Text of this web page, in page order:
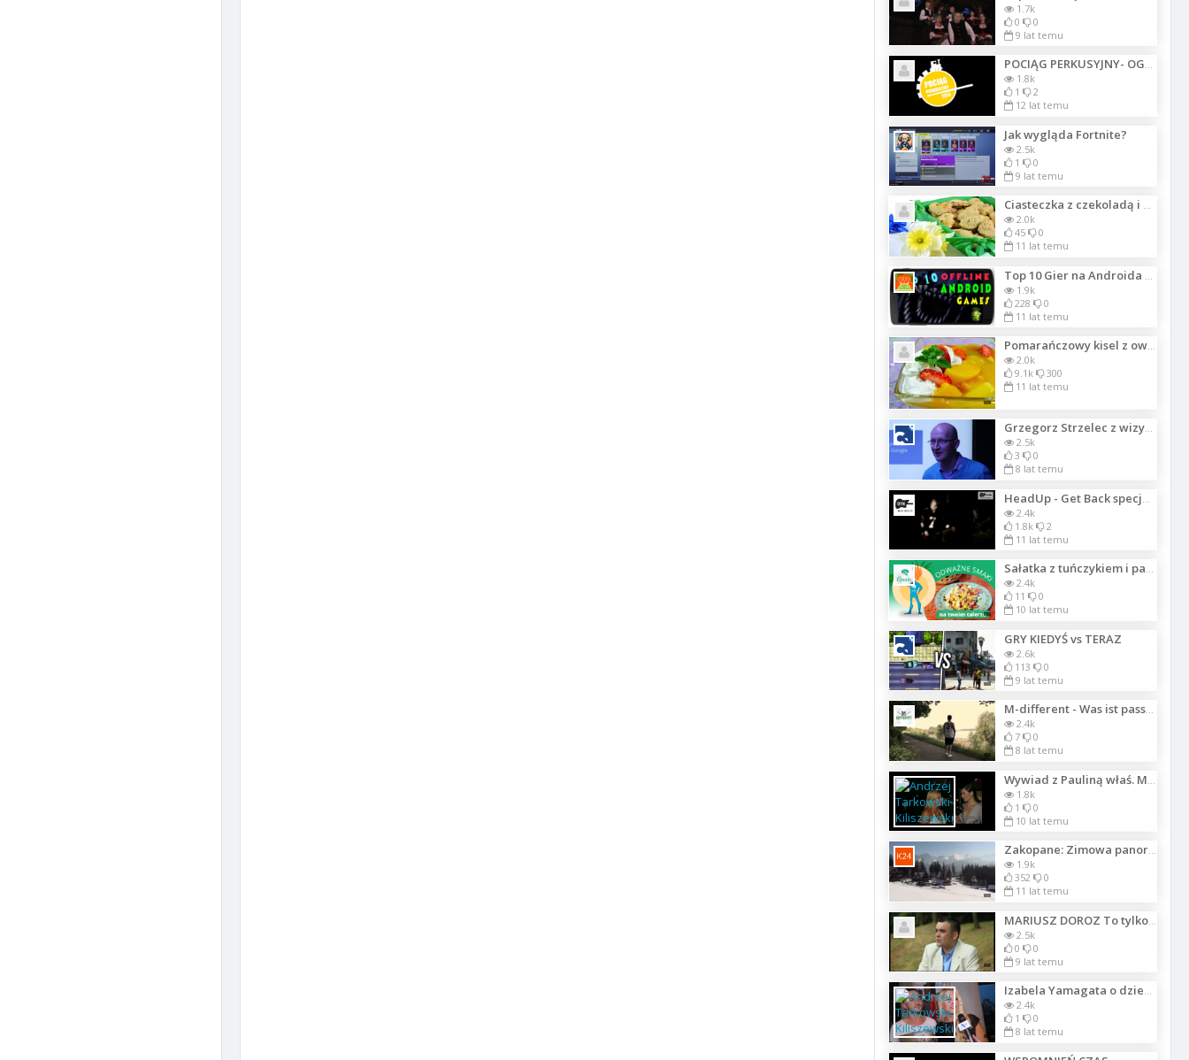
1.7k
0
0
9 lat temu
POCIĄG PERKUSYJNY- OGÓLNOPOLSKIE WARSZTATY PERKUSYJNE 2014
1.8k
1
2
12 lat temu
Jak wygląda Fortnite?
2.5k
1
0
9 lat temu
Ciasteczka z czekoladą i cukierkami z orzechami
2.0k
45
0
11 lat temu
1.9k
228
0
11 lat temu
Pomarańczowy kisel z owocami
2.0k
9.1k
300
11 lat temu
Grzegorz Strzelec z wizytą w Cyrek Digital
2.5k
3
0
8 lat temu
2.4k
1.8k
2
11 lat temu
Sałatka z tuńczykiem i papryką, czyli odważne smaki na Twoim talerzu!
2.4k
11
0
10 lat temu
GRY KIEDYŚ vs TERAZ
2.6k
113
0
9 lat temu
M-different - Was ist passiert (prod.BarT)
2.4k
7
0
8 lat temu
1.8k
1
0
10 lat temu
Zakopane: Zimowa panorama Tatr w słońcu
1.9k
352
0
11 lat temu
2.5k
0
0
9 lat temu
Izabela Yamagata o dziewiątej edycji Targów Fashionweare B2B w Centrum Promocj
2.4k
1
0
8 lat temu